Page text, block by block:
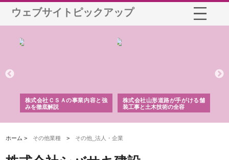
ウェブサイトピックアップ
株式会社ＣＳＡの事業内容と強
みを徹底解説
株式会社山形道路が手がける舗
装工事と土木技術の全容
ホーム > その他業種 > その他_法人・企業